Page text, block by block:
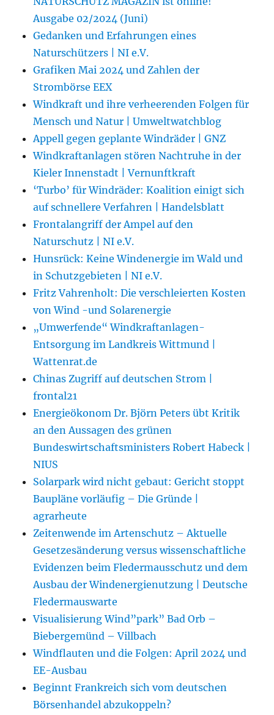
Ausgabe 02/2024 (Juni)
Gedanken und Erfahrungen eines
Naturschützers | NI e.V.
Grafiken Mai 2024 und Zahlen der
Strombörse EEX
Windkraft und ihre verheerenden Folgen für
Mensch und Natur | Umweltwatchblog
Appell gegen geplante Windräder | GNZ
Windkraftanlagen stören Nachtruhe in der
Kieler Innenstadt | Vernunftkraft
‘Turbo’ für Windräder: Koalition einigt sich
auf schnellere Verfahren | Handelsblatt
Frontalangriff der Ampel auf den
Naturschutz | NI e.V.
Hunsrück: Keine Windenergie im Wald und
in Schutzgebieten | NI e.V.
Fritz Vahrenholt: Die verschleierten Kosten
von Wind -und Solarenergie
„Umwerfende“ Windkraftanlagen-
Entsorgung im Landkreis Wittmund |
Wattenrat.de
Chinas Zugriff auf deutschen Strom |
frontal21
Energieökonom Dr. Björn Peters übt Kritik
an den Aussagen des grünen
Bundeswirtschaftsministers Robert Habeck |
NIUS
Solarpark wird nicht gebaut: Gericht stoppt
Baupläne vorläufig – Die Gründe |
agrarheute
Zeitenwende im Artenschutz – Aktuelle
Gesetzesänderung versus wissenschaftliche
Evidenzen beim Fledermausschutz und dem
Ausbau der Windenergienutzung | Deutsche
Fledermauswarte
Visualisierung Wind”park” Bad Orb –
Biebergemünd – Villbach
Windflauten und die Folgen: April 2024 und
EE-Ausbau
Beginnt Frankreich sich vom deutschen
Börsenhandel abzukoppeln?